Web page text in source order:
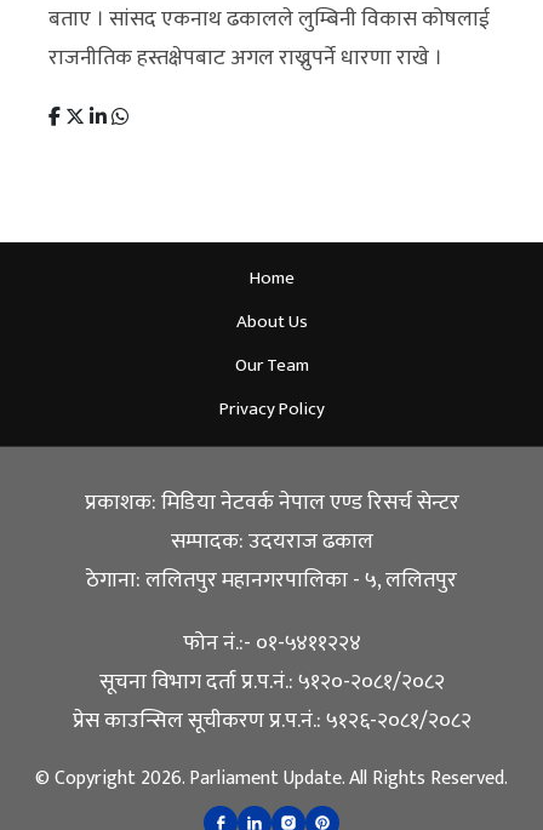
बताए । सांसद एकनाथ ढकालले लुम्बिनी विकास कोषलाई
राजनीतिक हस्तक्षेपबाट अगल राख्नुपर्ने धारणा राखे ।
Home
About Us
Our Team
Privacy Policy
प्रकाशक: मिडिया नेटवर्क नेपाल एण्ड रिसर्च सेन्टर
सम्पादक: उदयराज ढकाल
ठेगाना: ललितपुर महानगरपालिका - ५, ललितपुर
फोन नं.:- ०१-५४११२२४
सूचना विभाग दर्ता प्र.प.नं.: ५१२०-२०८१/२०८२
प्रेस काउन्सिल सूचीकरण प्र.प.नं.: ५१२६-२०८१/२०८२
© Copyright 2026. Parliament Update. All Rights Reserved.